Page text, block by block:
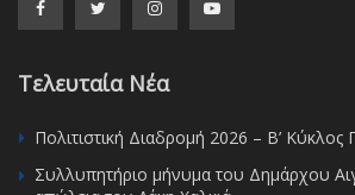
Τελευταία Νέα
Πολιτιστική Διαδρομή 2026 – Β’ Κύκλος
Συλλυπητήριο μήνυμα του Δημάρχου